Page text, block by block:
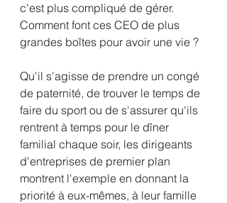
c'est plus compliqué de gérer.
Comment font ces CEO de plus
grandes boîtes pour avoir une vie ?
Qu'il s'agisse de prendre un congé
de paternité, de trouver le temps de
faire du sport ou de s'assurer qu'ils
rentrent à temps pour le dîner
familial chaque soir, les dirigeants
d'entreprises de premier plan
montrent l'exemple en donnant la
priorité à eux-mêmes, à leur famille